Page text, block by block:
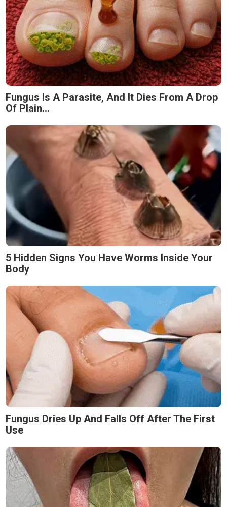
Fungus Is A Parasite, And It Dies From A Drop
Of Plain...
5 Hidden Signs You Have Worms Inside Your
Body
Fungus Dries Up And Falls Off After The First
Use